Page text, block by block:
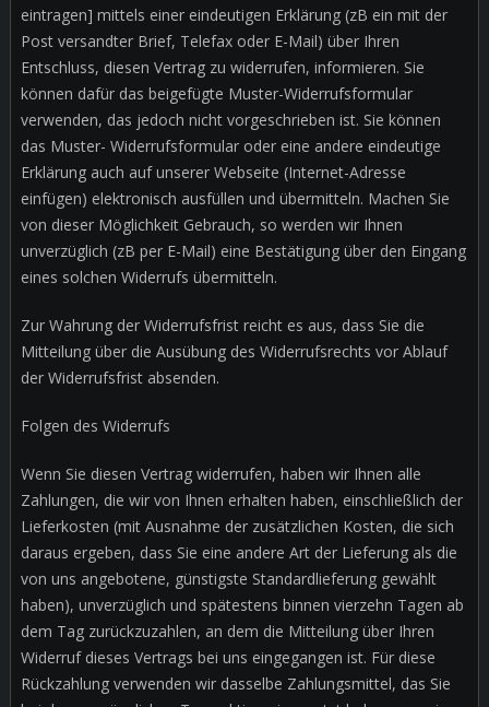
eintragen] mittels einer eindeutigen Erklärung (zB ein mit der
Post versandter Brief, Telefax oder E-Mail) über Ihren
Entschluss, diesen Vertrag zu widerrufen, informieren. Sie
können dafür das beigefügte Muster-Widerrufsformular
verwenden, das jedoch nicht vorgeschrieben ist. Sie können
das Muster- Widerrufsformular oder eine andere eindeutige
Erklärung auch auf unserer Webseite (Internet-Adresse
einfügen) elektronisch ausfüllen und übermitteln. Machen Sie
von dieser Möglichkeit Gebrauch, so werden wir Ihnen
unverzüglich (zB per E-Mail) eine Bestätigung über den Eingang
eines solchen Widerrufs übermitteln.
Zur Wahrung der Widerrufsfrist reicht es aus, dass Sie die
Mitteilung über die Ausübung des Widerrufsrechts vor Ablauf
der Widerrufsfrist absenden.
Folgen des Widerrufs
Wenn Sie diesen Vertrag widerrufen, haben wir Ihnen alle
Zahlungen, die wir von Ihnen erhalten haben, einschließlich der
Lieferkosten (mit Ausnahme der zusätzlichen Kosten, die sich
daraus ergeben, dass Sie eine andere Art der Lieferung als die
von uns angebotene, günstigste Standardlieferung gewählt
haben), unverzüglich und spätestens binnen vierzehn Tagen ab
dem Tag zurückzuzahlen, an dem die Mitteilung über Ihren
Widerruf dieses Vertrags bei uns eingegangen ist. Für diese
Rückzahlung verwenden wir dasselbe Zahlungsmittel, das Sie